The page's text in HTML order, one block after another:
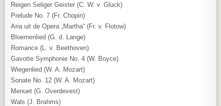
Reigen Seliger Geister (C. W. v. Gluck)
Prelude No. 7 (Fr. Chopin)
Aria uit de Opera „Martha“ (Fr. v. Flotow)
Bloemenlied (G. d. Lange)
Romance (L. v. Beethoven)
Gavotte Symphonie No. 4 (W. Boyce)
Wiegenlied (W. A. Mozart)
Sonate No. 12 (W. A. Mozart)
Menuet (G. Overdevest)
Wals (J. Brahms)